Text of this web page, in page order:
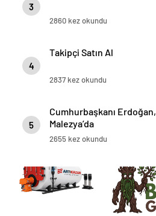
3
2860 kez okundu
4
Takipçi Satın Al
2837 kez okundu
5
Cumhurbaşkanı Erdoğan,
Malezya’da
2655 kez okundu